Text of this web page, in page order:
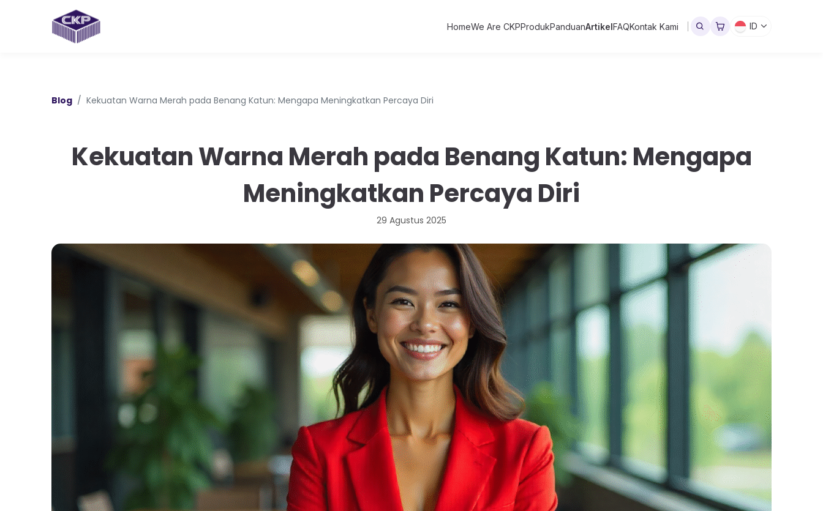
HomeWe Are CKPProdukPanduanArtikelFAQKontak Kami ID
Blog Kekuatan Warna Merah pada Benang Katun: Mengapa Meningkatkan Percaya Diri
Kekuatan Warna Merah pada Benang Katun: Mengapa
Meningkatkan Percaya Diri
29 Agustus 2025